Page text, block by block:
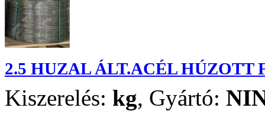
2.5 HUZAL ÁLT.ACÉL HÚZOTT
Kiszerelés: kg, Gyártó: